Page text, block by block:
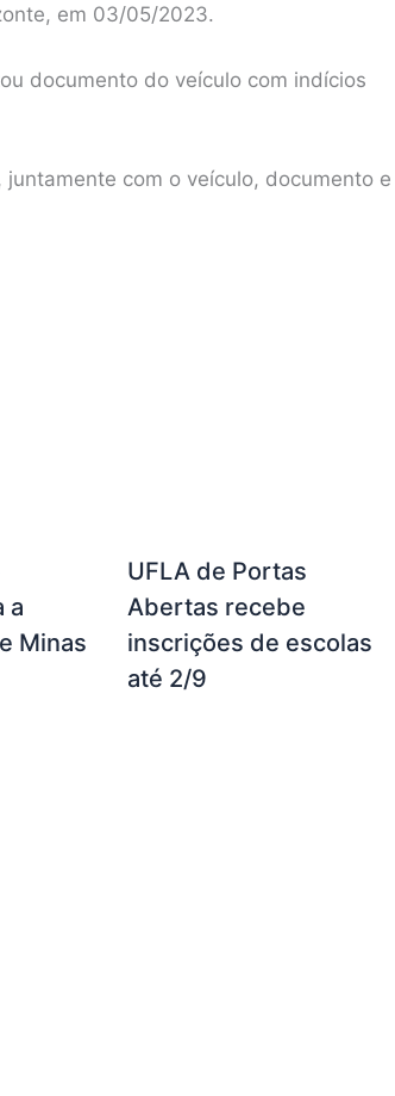
em 03/05/2023.
documento do veículo com indícios
com o veículo, documento e
a
Minas
UFLA de Portas
Abertas recebe
inscrições de escolas
até 2/9